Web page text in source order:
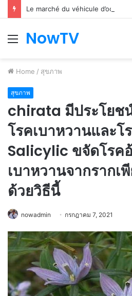
Le marché du véhicule
Menu
NowTV
Home / สุขภาพ
สุขภาพ
chirata มีประโยช
โรคเบาหวานและโ
Salicylic ขจัดโรค
เบาหวานจากรากเ
ด้วยวิธีนี้
nowadmin กรกฎาคม 7, 2021